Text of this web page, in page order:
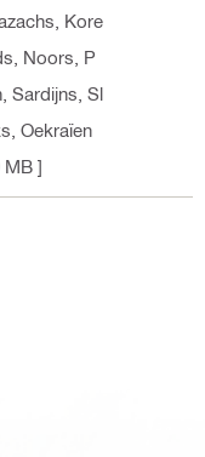
Kore
Noors, P
Sardijns, Sl
Oekraïen
MB ]